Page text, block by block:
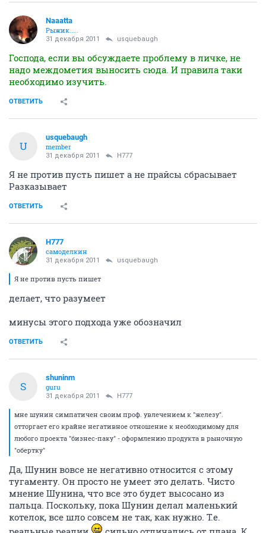
Naaatta
Рыжик.....
31 декабря 2011 usquebaugh
Господа, если вы обсуждаете проблему в личке, не
надо междометия выносить сюда. И правила таки
необходимо изучить.
ОТВЕТИТЬ
U
usquebaugh
member
31 декабря 2011 H777
Я не против пусть пишет а не прайсы сбрасывает
Разказывает
ОТВЕТИТЬ
H777
самоделкин
31 декабря 2011 usquebaugh
Я не против пусть пишет
делает, что разумеет
минусы этого подхода уже обозначил
ОТВЕТИТЬ
S
shuninm
guru
31 декабря 2011 H777
мне шунин симпатичен своим проф. увлечением к "железу".
отторгает его крайне негативное отношение к необходимому для
любого проекта "бизнес-паку" - оформлению продукта в рыночную
"обертку"
Да, Шунин вовсе не негативно относится с этому
тугаменту. Он просто не умеет это делать. Чисто
мнение Шунина, что все это будет высосано из
пальца. Поскольку, пока Шунин делал маленький
котелок, все шло совсем не так, как нужно. Т.е.